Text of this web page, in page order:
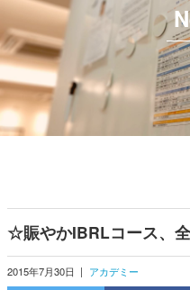
☆賑やかIBRLコース、
2015年7月30日 | アカデミー